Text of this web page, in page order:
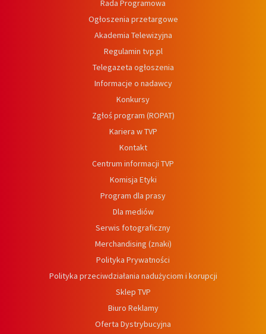
Rada Programowa
Ogłoszenia przetargowe
Akademia Telewizyjna
Regulamin tvp.pl
Telegazeta ogłoszenia
Informacje o nadawcy
Konkursy
Zgłoś program (ROPAT)
Kariera w TVP
Kontakt
Centrum informacji TVP
Komisja Etyki
Program dla prasy
Dla mediów
Serwis fotograficzny
Merchandising (znaki)
Polityka Prywatności
Polityka przeciwdziałania nadużyciom i korupcji
Sklep TVP
Biuro Reklamy
Oferta Dystrybucyjna